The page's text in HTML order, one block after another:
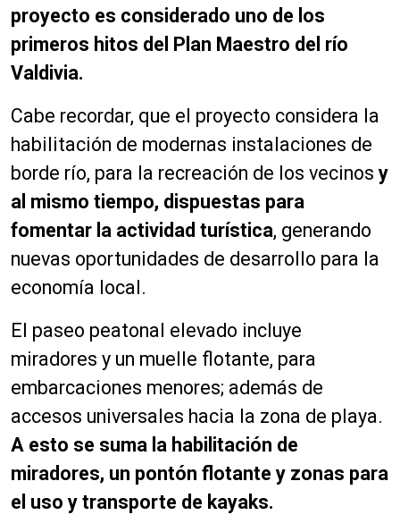
proyecto es considerado uno de los
primeros hitos del Plan Maestro del río
Valdivia.
Cabe recordar, que el proyecto considera la
habilitación de modernas instalaciones de
borde río, para la recreación de los vecinos y
al mismo tiempo, dispuestas para
fomentar la actividad turística, generando
nuevas oportunidades de desarrollo para la
economía local.
El paseo peatonal elevado incluye
miradores y un muelle flotante, para
embarcaciones menores; además de
accesos universales hacia la zona de playa.
A esto se suma la habilitación de
miradores, un pontón flotante y zonas para
el uso y transporte de kayaks.